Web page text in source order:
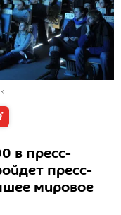
в пресс-
пресс-
мировое